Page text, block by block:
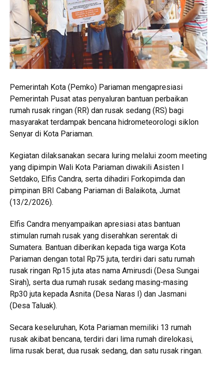
Pemerintah Kota (Pemko) Pariaman mengapresiasi
Pemerintah Pusat atas penyaluran bantuan perbaikan
rumah rusak ringan (RR) dan rusak sedang (RS) bagi
masyarakat terdampak bencana hidrometeorologi siklon
Senyar di Kota Pariaman.
Kegiatan dilaksanakan secara luring melalui zoom meeting
yang dipimpin Wali Kota Pariaman diwakili Asisten I
Setdako, Elfis Candra, serta dihadiri Forkopimda dan
pimpinan BRI Cabang Pariaman di Balaikota, Jumat
(13/2/2026).
Elfis Candra menyampaikan apresiasi atas bantuan
stimulan rumah rusak yang diserahkan serentak di
Sumatera. Bantuan diberikan kepada tiga warga Kota
Pariaman dengan total Rp75 juta, terdiri dari satu rumah
rusak ringan Rp15 juta atas nama Amirusdi (Desa Sungai
Sirah), serta dua rumah rusak sedang masing-masing
Rp30 juta kepada Asnita (Desa Naras I) dan Jasmani
(Desa Taluak).
Secara keseluruhan, Kota Pariaman memiliki 13 rumah
rusak akibat bencana, terdiri dari lima rumah direlokasi,
lima rusak berat, dua rusak sedang, dan satu rusak ringan.